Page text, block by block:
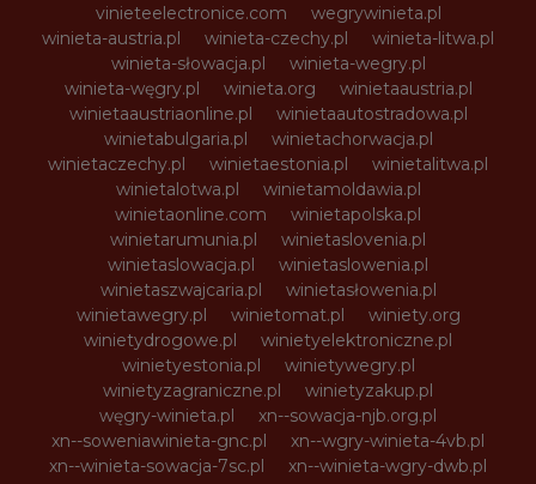
vinieteelectronice.com
wegrywinieta.pl
winieta-austria.pl
winieta-czechy.pl
winieta-litwa.pl
winieta-słowacja.pl
winieta-wegry.pl
winieta-węgry.pl
winieta.org
winietaaustria.pl
winietaaustriaonline.pl
winietaautostradowa.pl
winietabulgaria.pl
winietachorwacja.pl
winietaczechy.pl
winietaestonia.pl
winietalitwa.pl
winietalotwa.pl
winietamoldawia.pl
winietaonline.com
winietapolska.pl
winietarumunia.pl
winietaslovenia.pl
winietaslowacja.pl
winietaslowenia.pl
winietaszwajcaria.pl
winietasłowenia.pl
winietawegry.pl
winietomat.pl
winiety.org
winietydrogowe.pl
winietyelektroniczne.pl
winietyestonia.pl
winietywegry.pl
winietyzagraniczne.pl
winietyzakup.pl
węgry-winieta.pl
xn--sowacja-njb.org.pl
xn--soweniawinieta-gnc.pl
xn--wgry-winieta-4vb.pl
xn--winieta-sowacja-7sc.pl
xn--winieta-wgry-dwb.pl